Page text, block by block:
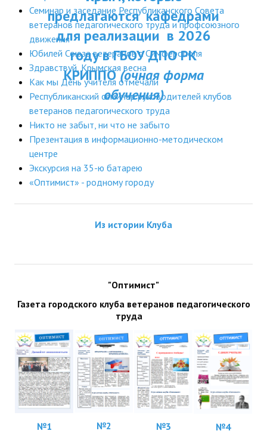
ДПО
Профессиональная переподготовка
Повышение квалификации
КОНТАКТЫ
ДПП ПК:
Актуальное
занятий
предлагаются кафедрами
для реализации в 2026
году в ГБОУ ДПО РК
КРИППО(очная форма
обучения)
Семинар и заседание Республиканского Совета
ветеранов педагогического труда и профсоюзного
движения
Юбилей Союза ветеранов г. Симферополя
Здравствуй, Крымская весна
Как мы День учителя отмечали
Республиканский семинар руководителей клубов
ветеранов педагогического труда
Никто не забыт, ни что не забыто
Презентация в информационно-методическом
центре
Экскурсия на 35-ю батарею
«Оптимист» - родному городу
Из истории Клуба
"Оптимист"
Газета городского клуба ветеранов педагогического
труда
№1 №2 №3 №4